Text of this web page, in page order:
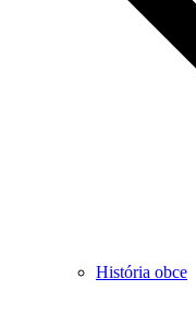
História obce